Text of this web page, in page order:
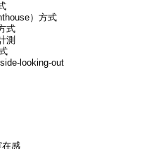
）方式
式
測
looking-out
感